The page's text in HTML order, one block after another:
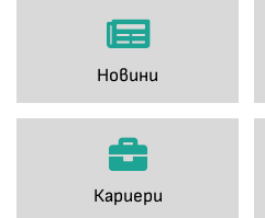
Новини
Кариери